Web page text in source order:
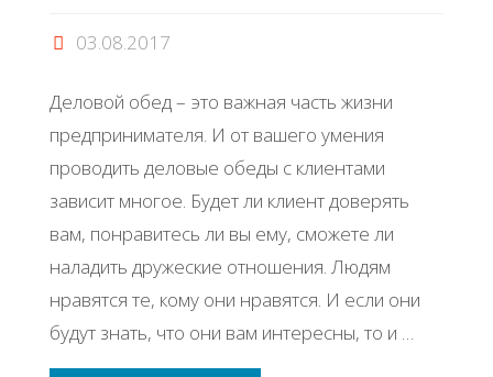
03.08.2017
Деловой обед – это важная часть жизни
предпринимателя. И от вашего умения
проводить деловые обеды с клиентами
зависит многое. Будет ли клиент доверять
вам, понравитесь ли вы ему, сможете ли
наладить дружеские отношения. Людям
нравятся те, кому они нравятся. И если они
будут знать, что они вам интересны, то и …